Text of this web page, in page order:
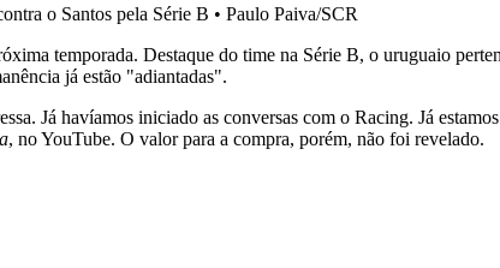
o Santos pela Série B • Paulo Paiva/SCR
temporada. Destaque do time na Série B, o uruguaio
já estão "adiantadas".
Já havíamos iniciado as conversas com o Racing. Já
, no YouTube. O valor para a compra, porém, não foi revelado.